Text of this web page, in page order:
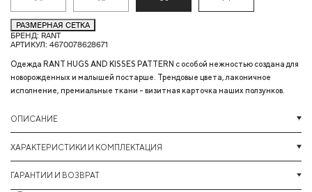
РАЗМЕРНАЯ СЕТКА
БРЕНД: RANT
АРТИКУЛ: 4670078628671
Одежда RANT HUGS AND KISSES PATTERN с особой нежностью создана для
новорожденных и малышей постарше. Трендовые цвета, лаконичное
исполнение, премиальные ткани - визитная карточка наших ползунков.
ОПИСАНИЕ
ХАРАКТЕРИСТИКИ И КОМПЛЕКТАЦИЯ
ГАРАНТИИ И ВОЗВРАТ